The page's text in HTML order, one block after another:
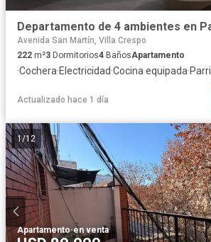
Departamento de 4 ambientes en
Avenida San Martín, Villa Crespo
222 m²3 Dormitorios4 BañosApartamento
·Cochera·Electricidad·Cocina equipada·
Actualizado hace 1 día
1/12
Apartamento·en venta